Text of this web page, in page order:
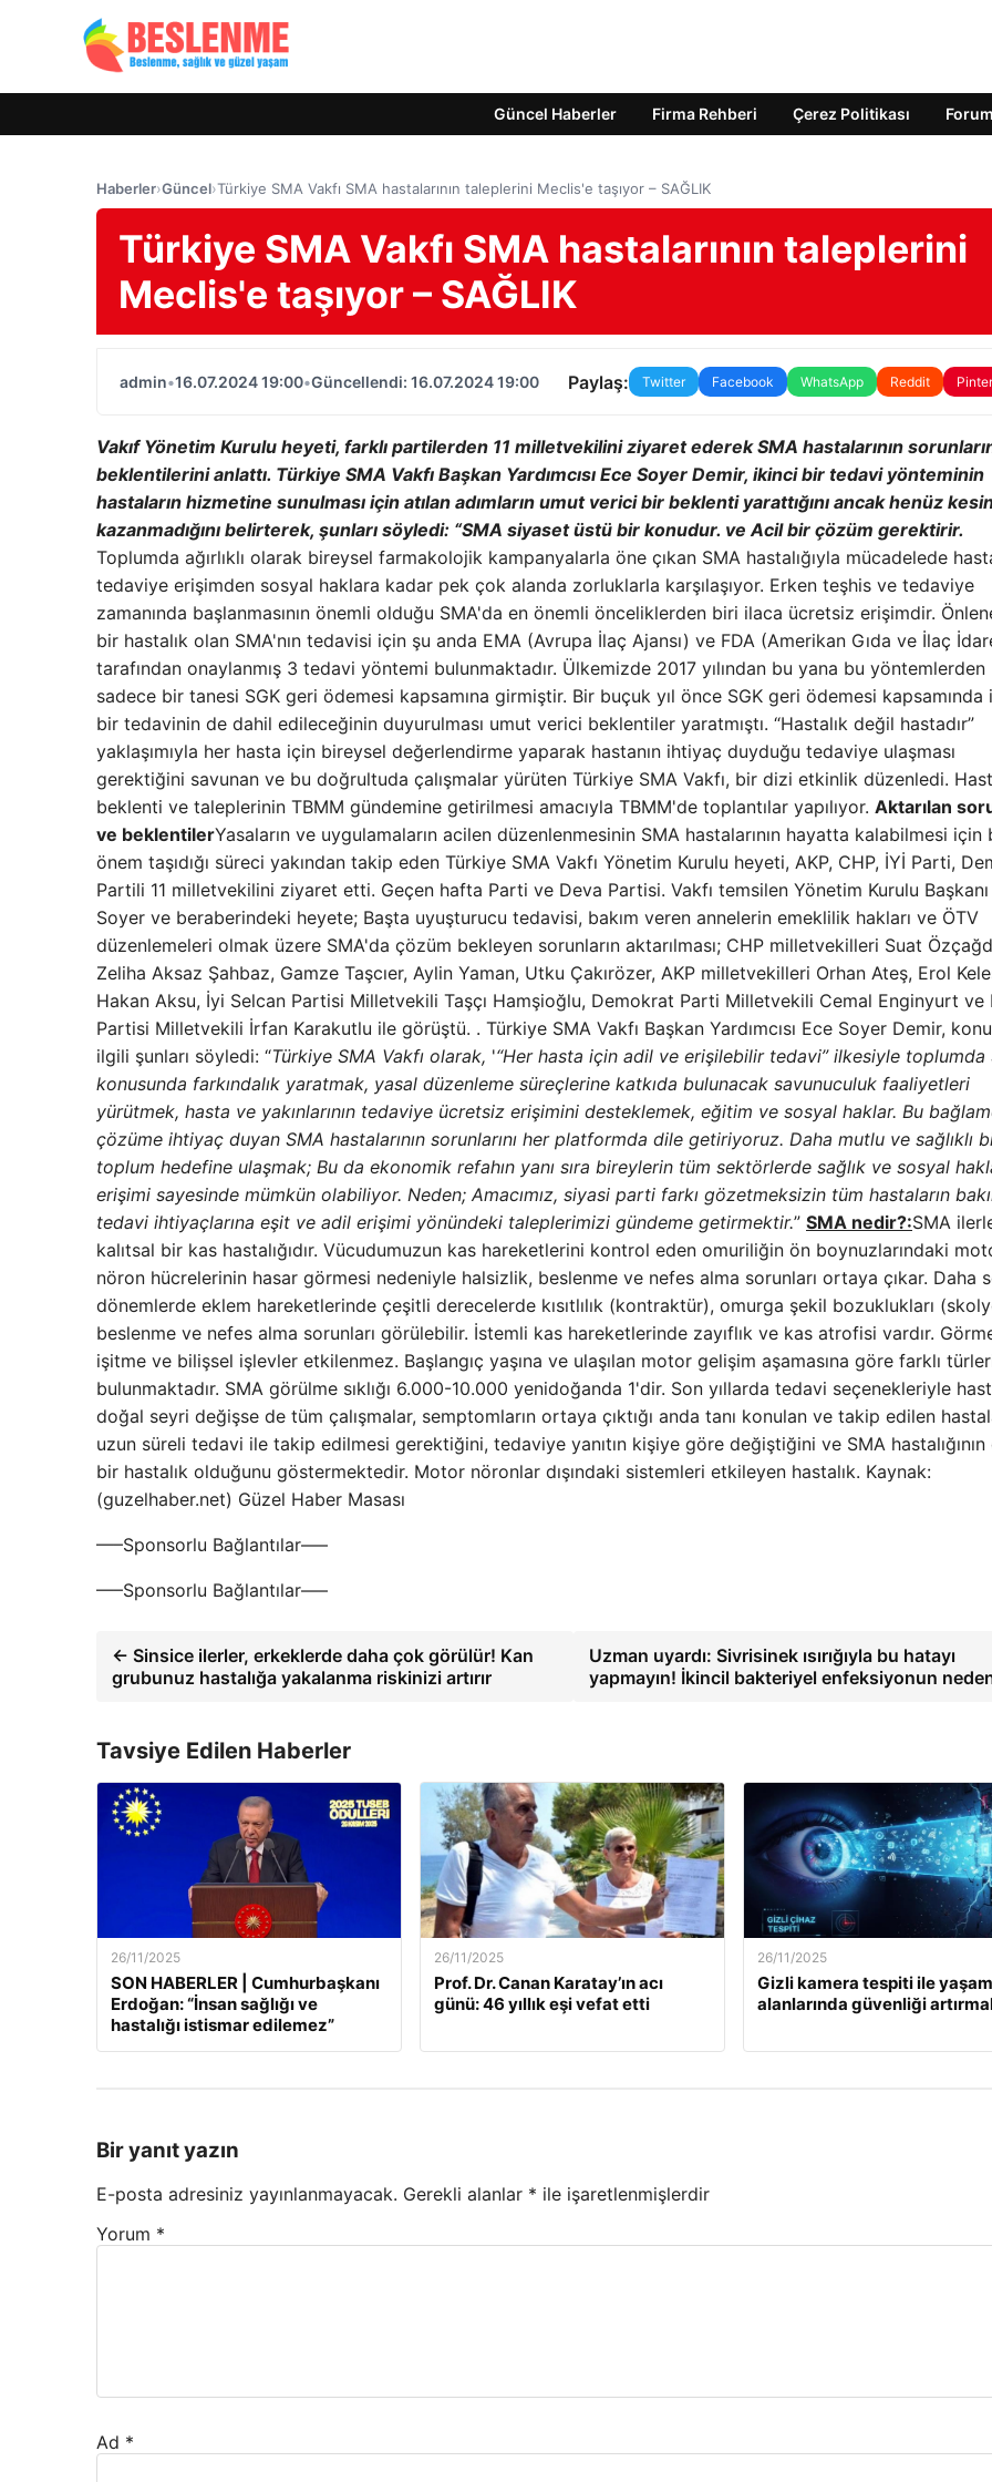
Güncel Haberler Firma Rehberi Çerez Politikası Forum
Haberler›Güncel›Türkiye SMA Vakfı SMA hastalarının taleplerini Meclis'e taşıyor – SAĞLIK
Türkiye SMA Vakfı SMA hastalarının taleplerini
Meclis'e taşıyor – SAĞLIK
admin•16.07.2024 19:00•Güncellendi: 16.07.2024 19:00 Paylaş: Twitter Facebook WhatsApp Reddit
Vakıf Yönetim Kurulu heyeti, farklı partilerden 11 milletvekilini ziyaret ederek SMA hastalarının
beklentilerini anlattı. Türkiye SMA Vakfı Başkan Yardımcısı Ece Soyer Demir, ikinci bir tedavi yönteminin
hastaların hizmetine sunulması için atılan adımların umut verici bir beklenti yarattığını ancak henüz
kazanmadığını belirterek, şunları söyledi: “SMA siyaset üstü bir konudur. ve Acil bir çözüm gerektirir.
Toplumda ağırlıklı olarak bireysel farmakolojik kampanyalarla öne çıkan SMA hastalığıyla mücadelede
tedaviye erişimden sosyal haklara kadar pek çok alanda zorluklarla karşılaşıyor. Erken teşhis ve tedaviye
zamanında başlanmasının önemli olduğu SMA'da en önemli önceliklerden biri ilaca ücretsiz erişimdir.
bir hastalık olan SMA'nın tedavisi için şu anda EMA (Avrupa İlaç Ajansı) ve FDA (Amerikan Gıda ve İlaç
tarafından onaylanmış 3 tedavi yöntemi bulunmaktadır. Ülkemizde 2017 yılından bu yana bu yöntemlerden
sadece bir tanesi SGK geri ödemesi kapsamına girmiştir. Bir buçuk yıl önce SGK geri ödemesi kapsamında
bir tedavinin de dahil edileceğinin duyurulması umut verici beklentiler yaratmıştı. “Hastalık değil hastadır”
yaklaşımıyla her hasta için bireysel değerlendirme yaparak hastanın ihtiyaç duyduğu tedaviye ulaşması
gerektiğini savunan ve bu doğrultuda çalışmalar yürüten Türkiye SMA Vakfı, bir dizi etkinlik düzenledi.
beklenti ve taleplerinin TBMM gündemine getirilmesi amacıyla TBMM'de toplantılar yapılıyor. Aktarılan
ve beklentilerYasaların ve uygulamaların acilen düzenlenmesinin SMA hastalarının hayatta kalabilmesi için
önem taşıdığı süreci yakından takip eden Türkiye SMA Vakfı Yönetim Kurulu heyeti, AKP, CHP, İYİ Parti,
Partili 11 milletvekilini ziyaret etti. Geçen hafta Parti ve Deva Partisi. Vakfı temsilen Yönetim Kurulu
Soyer ve beraberindeki heyete; Başta uyuşturucu tedavisi, bakım veren annelerin emeklilik hakları ve ÖTV
düzenlemeleri olmak üzere SMA'da çözüm bekleyen sorunların aktarılması; CHP milletvekilleri Suat
Zeliha Aksaz Şahbaz, Gamze Taşcıer, Aylin Yaman, Utku Çakırözer, AKP milletvekilleri Orhan Ateş, Erol
Hakan Aksu, İyi Selcan Partisi Milletvekili Taşçı Hamşioğlu, Demokrat Parti Milletvekili Cemal Enginyurt ve
Partisi Milletvekili İrfan Karakutlu ile görüştü. . Türkiye SMA Vakfı Başkan Yardımcısı Ece Soyer Demir,
ilgili şunları söyledi: “Türkiye SMA Vakfı olarak, '“Her hasta için adil ve erişilebilir tedavi” ilkesiyle toplumda
konusunda farkındalık yaratmak, yasal düzenleme süreçlerine katkıda bulunacak savunuculuk faaliyetleri
yürütmek, hasta ve yakınlarının tedaviye ücretsiz erişimini desteklemek, eğitim ve sosyal haklar. Bu
çözüme ihtiyaç duyan SMA hastalarının sorunlarını her platformda dile getiriyoruz. Daha mutlu ve sağlıklı
toplum hedefine ulaşmak; Bu da ekonomik refahın yanı sıra bireylerin tüm sektörlerde sağlık ve sosyal
erişimi sayesinde mümkün olabiliyor. Neden; Amacımız, siyasi parti farkı gözetmeksizin tüm hastaların
tedavi ihtiyaçlarına eşit ve adil erişimi yönündeki taleplerimizi gündeme getirmektir.” SMA nedir?:SMA
kalıtsal bir kas hastalığıdır. Vücudumuzun kas hareketlerini kontrol eden omuriliğin ön boynuzlarındaki
nöron hücrelerinin hasar görmesi nedeniyle halsizlik, beslenme ve nefes alma sorunları ortaya çıkar. Daha
dönemlerde eklem hareketlerinde çeşitli derecelerde kısıtlılık (kontraktür), omurga şekil bozuklukları
beslenme ve nefes alma sorunları görülebilir. İstemli kas hareketlerinde zayıflık ve kas atrofisi vardır.
işitme ve bilişsel işlevler etkilenmez. Başlangıç ​​yaşına ve ulaşılan motor gelişim aşamasına göre farklı
bulunmaktadır. SMA görülme sıklığı 6.000-10.000 yenidoğanda 1'dir. Son yıllarda tedavi seçenekleriyle
doğal seyri değişse de tüm çalışmalar, semptomların ortaya çıktığı anda tanı konulan ve takip edilen
uzun süreli tedavi ile takip edilmesi gerektiğini, tedaviye yanıtın kişiye göre değiştiğini ve SMA
bir hastalık olduğunu göstermektedir. Motor nöronlar dışındaki sistemleri etkileyen hastalık. Kaynak:
(guzelhaber.net) Güzel Haber Masası
—–Sponsorlu Bağlantılar—–
—–Sponsorlu Bağlantılar—–
← Sinsice ilerler, erkeklerde daha çok görülür! Kan
grubunuz hastalığa yakalanma riskinizi artırır
Uzman uyardı: Sivrisinek ısırığıyla bu hatayı
yapmayın! İkincil bakteriyel enfeksiyonun
Tavsiye Edilen Haberler
26/11/2025
SON HABERLER | Cumhurbaşkanı
Erdoğan: “İnsan sağlığı ve
hastalığı istismar edilemez”
26/11/2025
Prof. Dr. Canan Karatay’ın acı
günü: 46 yıllık eşi vefat etti
26/11/2025
Gizli kamera tespiti ile yaşam
alanlarında güvenliği
Bir yanıt yazın
E-posta adresiniz yayınlanmayacak. Gerekli alanlar * ile işaretlenmişlerdir
Yorum *
Ad *